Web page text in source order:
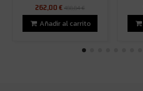
262,00 €488,84 €
Añadir al carrito